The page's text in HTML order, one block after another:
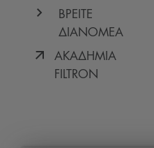
ΒΡΕΙΤΕ
ΔΙΑΝΟΜΕΑ
ΑΚΑΔΗΜΙΑ
FILTRON